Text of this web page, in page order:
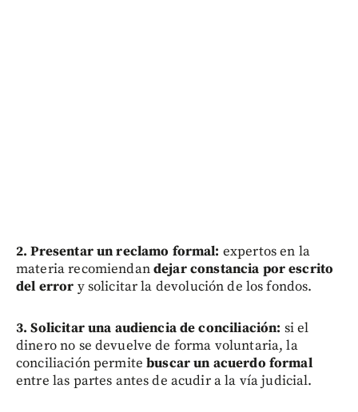
2. Presentar un reclamo formal: expertos en la
materia recomiendandejar constancia por escrito
del error y solicitar la devolución de los fondos.
3. Solicitar una audiencia de conciliación: si el
dinero no se devuelve de forma voluntaria, la
conciliación permitebuscar un acuerdo formal
entre las partes antes de acudir a la vía judicial.